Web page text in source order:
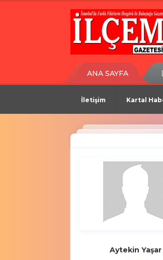
ANA SAYFA
İletişim Kartal
Aytekin Yaşar